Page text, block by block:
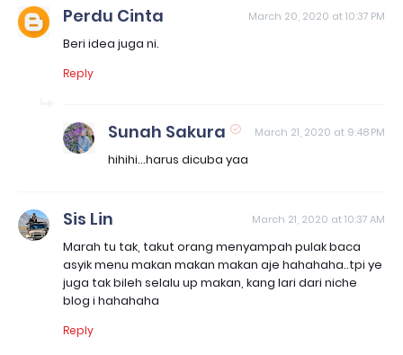
Perdu Cinta March 20, 2020 at 10:37 PM
Beri idea juga ni.
Reply
Sunah Sakura March 21, 2020 at 9:48 PM
hihihi...harus dicuba yaa
Sis Lin March 21, 2020 at 10:37 AM
Marah tu tak, takut orang menyampah pulak baca
asyik menu makan makan makan aje hahahaha..tpi ye
juga tak bileh selalu up makan, kang lari dari niche
blog i hahahaha
Reply